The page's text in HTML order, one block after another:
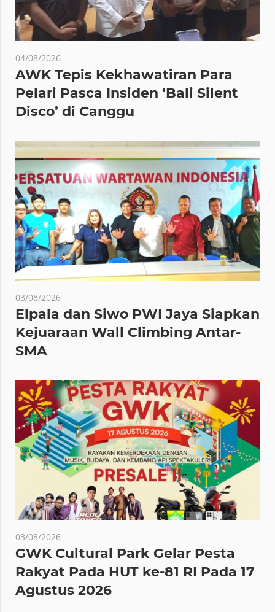
04/08/2026
AWK Tepis Kekhawatiran Para
Pelari Pasca Insiden ‘Bali Silent
Disco’ di Canggu
03/08/2026
Elpala dan Siwo PWI Jaya Siapkan
Kejuaraan Wall Climbing Antar-
SMA
03/08/2026
GWK Cultural Park Gelar Pesta
Rakyat Pada HUT ke-81 RI Pada 17
Agustus 2026